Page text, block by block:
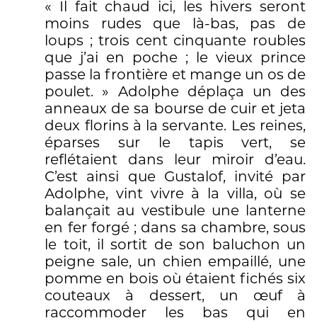
« Il fait chaud ici, les hivers seront
moins rudes que là-bas, pas de
loups ; trois cent cinquante roubles
que j’ai en poche ; le vieux prince
passe la frontière et mange un os de
poulet. » Adolphe déplaça un des
anneaux de sa bourse de cuir et jeta
deux florins à la servante. Les reines,
éparses sur le tapis vert, se
reflétaient dans leur miroir d’eau.
C’est ainsi que Gustalof, invité par
Adolphe, vint vivre à la villa, où se
balançait au vestibule une lanterne
en fer forgé ; dans sa chambre, sous
le toit, il sortit de son baluchon un
peigne sale, un chien empaillé, une
pomme en bois où étaient fichés six
couteaux à dessert, un œuf à
raccommoder les bas qui en